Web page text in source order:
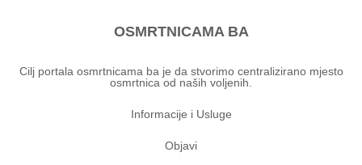
OSMRTNICAMA BA
Cilj portala osmrtnicama ba je da stvorimo centralizirano mjesto
osmrtnica od naših voljenih.
Informacije i Usluge
Objavi